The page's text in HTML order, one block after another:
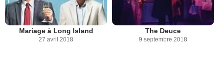
Mariage à Long Island
27 avril 2018
The Deuce
9 septembre 2018